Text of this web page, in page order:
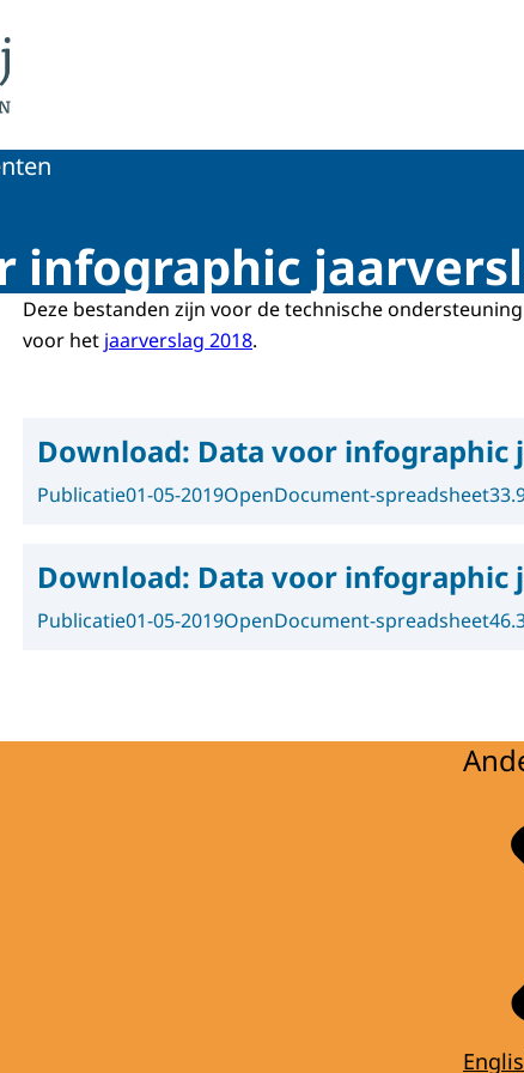
infographic
Deze bestanden zijn voor de technische
voor het jaarverslag 2018.
Download: Data voor infographic
Publicatie01-05-2019OpenDocument-spreadsheet
Download: Data voor infographic
Publicatie01-05-2019OpenDocument-spreadsheet